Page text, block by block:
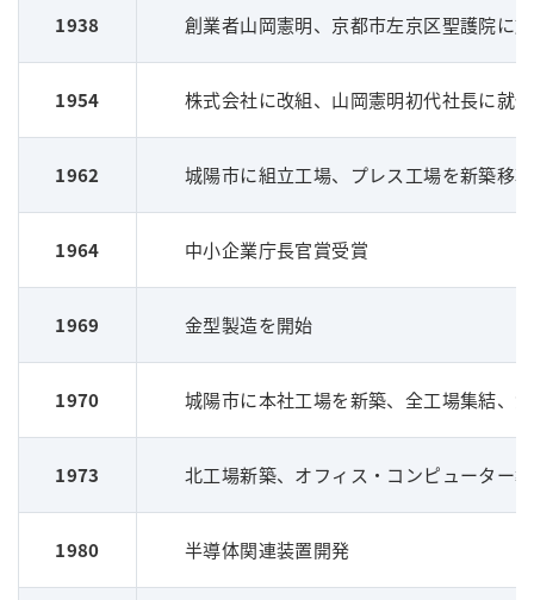
1938 創業者山岡憲明、京都市左京区聖護院に
1954 株式会社に改組、山岡憲明初代社長に就
1962 城陽市に組立工場、プレス工場を新築移転
1964 中小企業庁長官賞受賞
1969 金型製造を開始
1970 城陽市に本社工場を新築、全工場集結、
1973 北工場新築、オフィス・コンピューター
1980 半導体関連装置開発